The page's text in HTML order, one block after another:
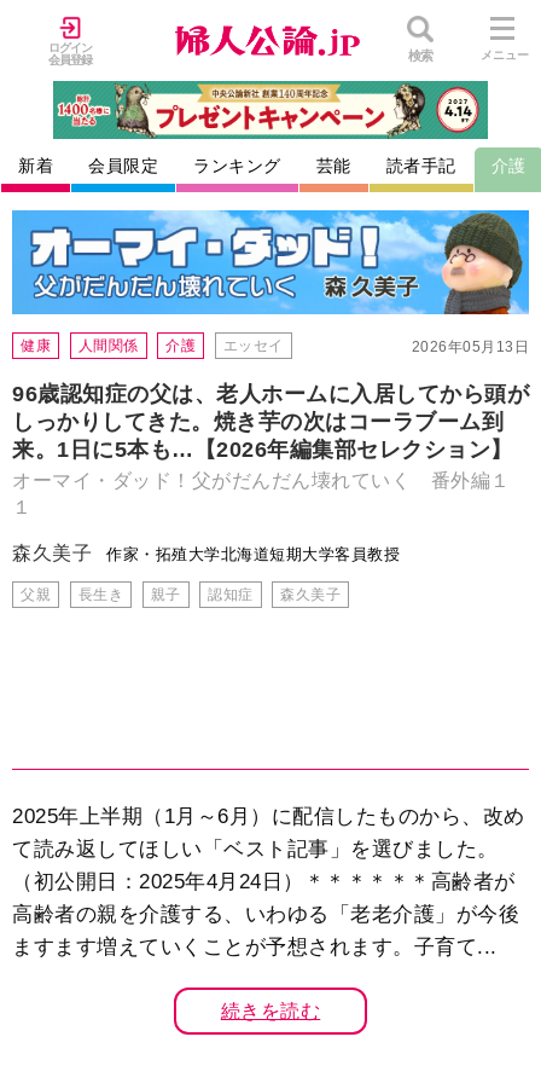
ログイン
会員登録
検索 メニュー
新着 会員限定 ランキング 芸能 読者手記 介護
2026年05月13日
健康 人間関係 介護 エッセイ
96歳認知症の父は、老人ホームに入居してから頭が
しっかりしてきた。焼き芋の次はコーラブーム到
来。1日に5本も…【2026年編集部セレクション】
オーマイ・ダッド！父がだんだん壊れていく 番外編１
１
森久美子 作家・拓殖大学北海道短期大学客員教授
父親 長生き 親子 認知症 森久美子
2025年上半期（1月～6月）に配信したものから、改め
て読み返してほしい「ベスト記事」を選びました。
（初公開日：2025年4月24日）＊＊＊＊＊＊高齢者が
高齢者の親を介護する、いわゆる「老老介護」が今後
ますます増えていくことが予想されます。子育て...
続きを読む